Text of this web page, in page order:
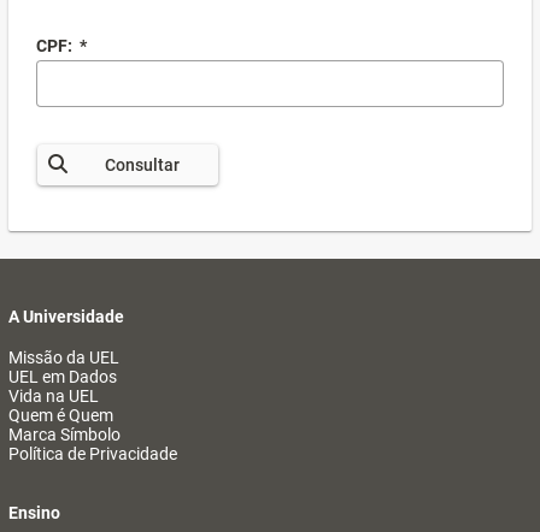
CPF: *
Consultar
A Universidade
Missão da UEL
UEL em Dados
Vida na UEL
Quem é Quem
Marca Símbolo
Política de Privacidade
Ensino